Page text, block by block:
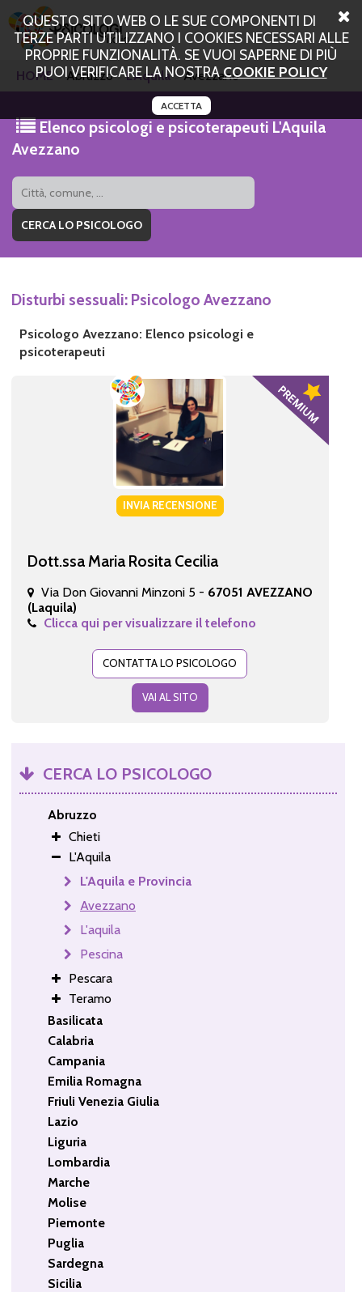
QUESTO SITO WEB O LE SUE COMPONENTI DI
TERZE PARTI UTILIZZANO I COOKIES NECESSARI ALLE
PROPRIE FUNZIONALITÀ. SE VUOI SAPERNE DI PIÙ
PUOI VERIFICARE LA NOSTRACOOKIE POLICY
ACCETTA
HOME Abruzzo L'Aquila Avezzano
Elenco psicologi e psicoterapeuti L'Aquila
Avezzano
Disturbi sessuali: Psicologo Avezzano
Psicologo Avezzano: Elenco psicologi e
psicoterapeuti
INVIA RECENSIONE
Dott.ssa Maria Rosita Cecilia
Via Don Giovanni Minzoni 5 - 67051 AVEZZANO
(Laquila)
Clicca qui per visualizzare il telefono
CONTATTA LO PSICOLOGO
VAI AL SITO
CERCA LO PSICOLOGO
Abruzzo
Chieti
L'Aquila
L'Aquila e Provincia
Avezzano
L'aquila
Pescina
Pescara
Teramo
Basilicata
Calabria
Campania
Emilia Romagna
Friuli Venezia Giulia
Lazio
Liguria
Lombardia
Marche
Molise
Piemonte
Puglia
Sardegna
Sicilia